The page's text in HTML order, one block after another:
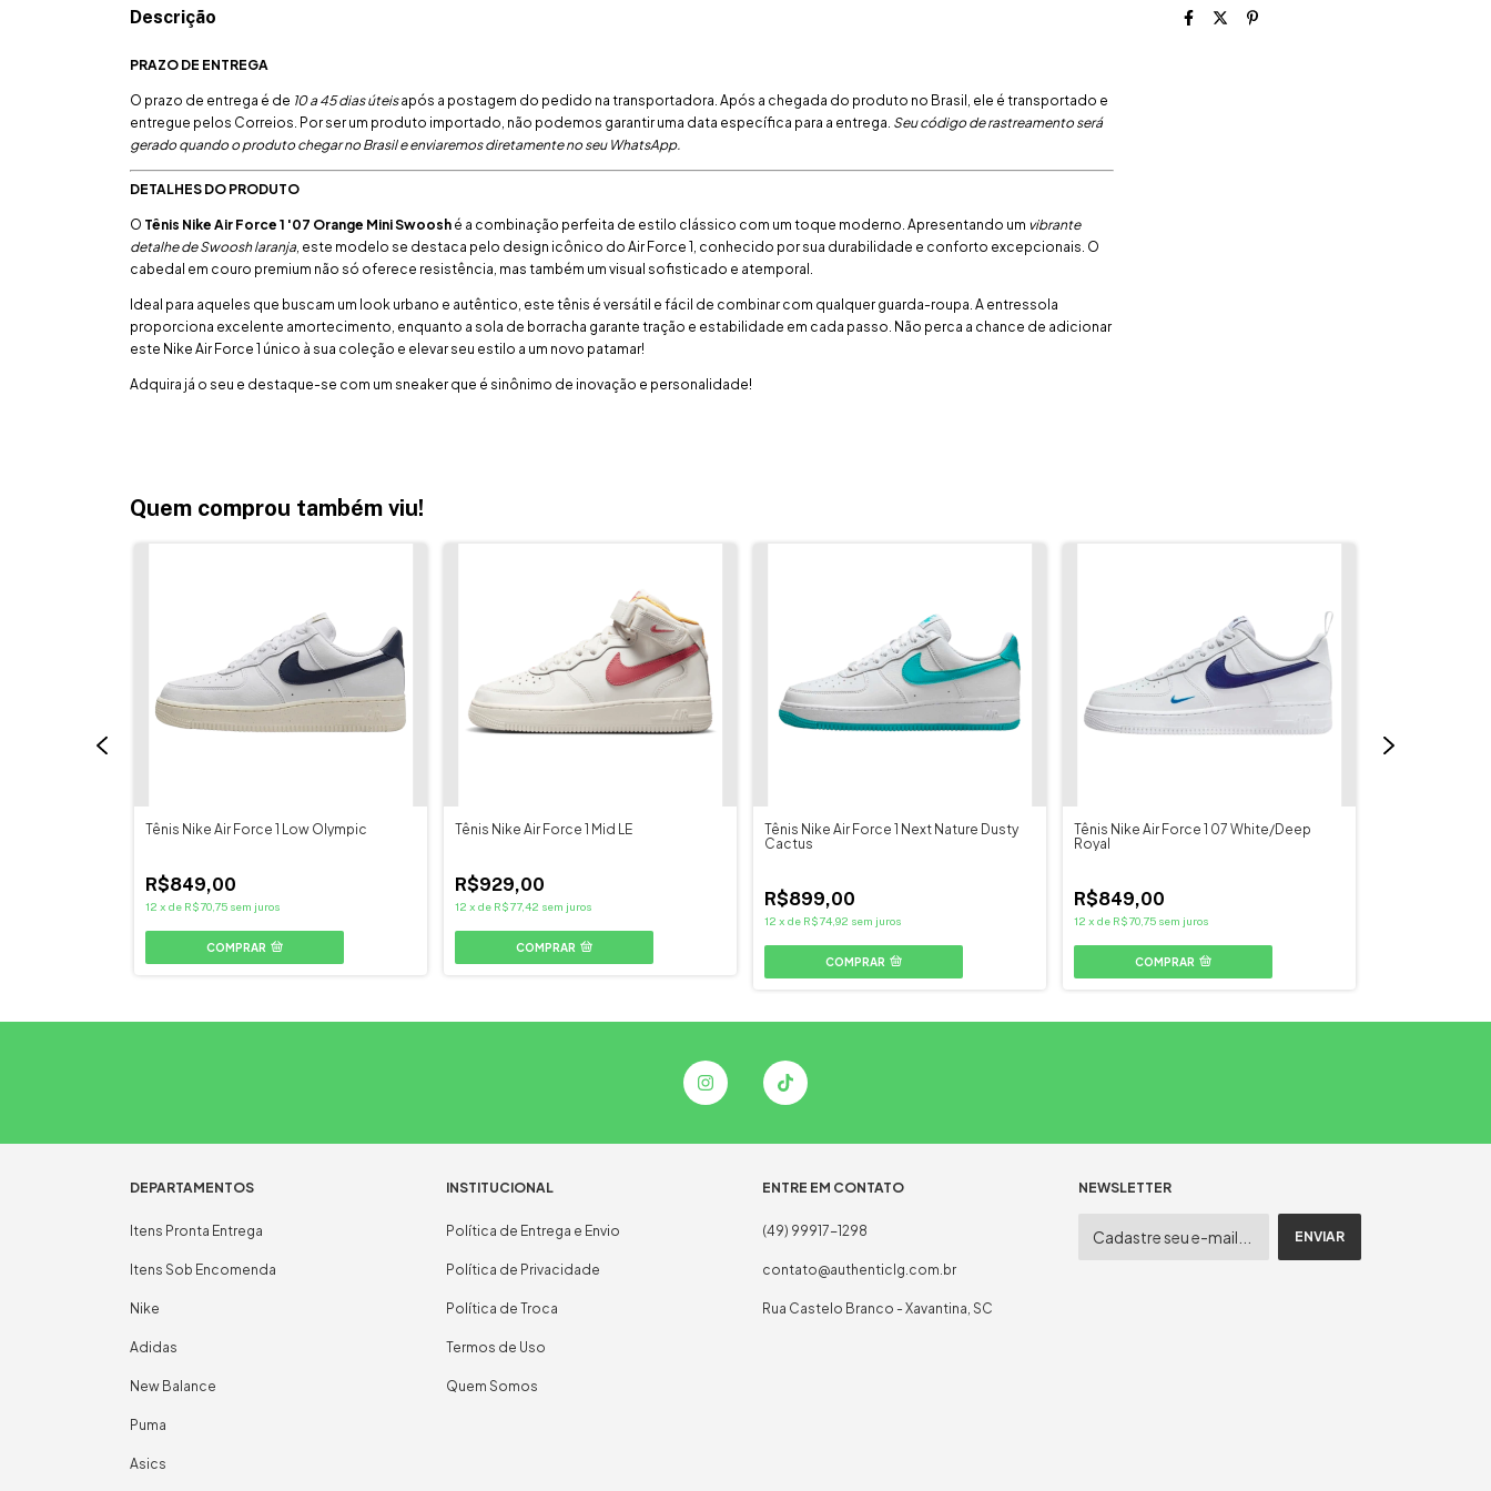
Descrição
PRAZO DE ENTREGA
O prazo de entrega é de 10 a 45 dias úteisapós a postagem do pedido na transportadora. Após a chegada do produto no Brasil, ele é transportado e
entregue pelos Correios. Por ser um produto importado, não podemos garantir uma data específica para a entrega. Seu código de rastreamento será
gerado quando o produto chegar no Brasil e enviaremos diretamente no seu WhatsApp.
DETALHES DO PRODUTO
O Tênis Nike Air Force 1 '07 Orange Mini Swoosh é a combinação perfeita de estilo clássico com um toque moderno. Apresentando um vibrante
detalhe de Swoosh laranja , este modelo se destaca pelo design icônico do Air Force 1, conhecido por sua durabilidade e conforto excepcionais. O
cabedal em couro premium não só oferece resistência, mas também um visual sofisticado e atemporal.
Ideal para aqueles que buscam um look urbano e autêntico, este tênis é versátil e fácil de combinar com qualquer guarda-roupa. A entressola
proporciona excelente amortecimento, enquanto a sola de borracha garante tração e estabilidade em cada passo. Não perca a chance de adicionar
este Nike Air Force 1 único à sua coleção e elevar seu estilo a um novo patamar!
Adquira já o seu e destaque-se com um sneaker que é sinônimo de inovação e personalidade!
Quem comprou também viu!
Tênis Nike Air Force 1 Low Olympic
R$849,00
12 x de R$70,75 sem juros
COMPRAR
Tênis Nike Air Force 1 Mid LE
R$929,00
12 x de R$77,42 sem juros
COMPRAR
Tênis Nike Air Force 1 Next Nature Dusty
Cactus
R$899,00
12 x de R$74,92 sem juros
COMPRAR
Tênis Nike Air Force 1 07 White/Deep
Royal
R$849,00
12 x de R$70,75 sem juros
COMPRAR
DEPARTAMENTOS
Itens Pronta Entrega
Itens Sob Encomenda
Nike
Adidas
New Balance
Puma
Asics
INSTITUCIONAL
Política de Entrega e Envio
Política de Privacidade
Política de Troca
Termos de Uso
Quem Somos
ENTRE EM CONTATO
(49) 99917-1298
contato@authenticlg.com.br
Rua Castelo Branco - Xavantina, SC
NEWSLETTER